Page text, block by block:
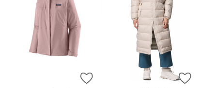
ZUR WUNSCHLISTE HINZUFÜGEN
ZUR